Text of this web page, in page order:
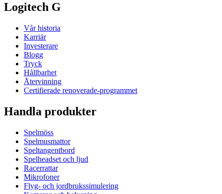
Logitech G
Vår historia
Karriär
Investerare
Blogg
Tryck
Hållbarhet
Återvinning
Certifierade renoverade-programmet
Handla produkter
Spelmöss
Spelmusmattor
Speltangentbord
Spelheadset och ljud
Racerrattar
Mikrofoner
Flyg- och jordbrukssimulering